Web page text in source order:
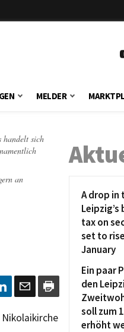
MELDER
handelt sich
an
A drop in
tax on
set to
January
Ein paar
den
soll zum
erhöht